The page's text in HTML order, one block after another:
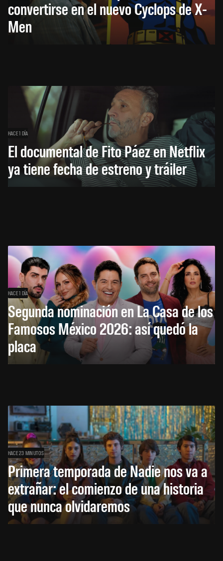
convertirse en el nuevo Cyclops de X-
Men
HACE 1 DÍA
El documental de Fito Páez en Netflix
ya tiene fecha de estreno y tráiler
HACE 1 DÍA
Segunda nominación en La Casa de los
Famosos México 2026: así quedó la
placa
HACE 23 MINUTOS
Primera temporada de Nadie nos va a
extrañar: el comienzo de una historia
que nunca olvidaremos